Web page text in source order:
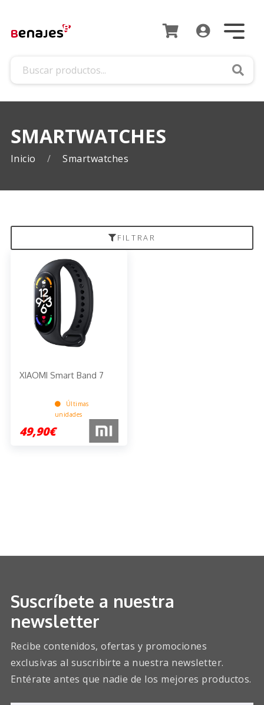
SMARTWATCHES
Inicio Smartwatches
FILTRAR
XIAOMI Smart Band 7
Últimas
unidades
49,90€
Suscríbete a nuestra
newsletter
Recibe contenidos, ofertas y promociones
exclusivas al suscribirte a nuestra newsletter.
Entérate antes que nadie de los mejores productos.